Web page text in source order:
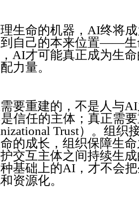
生命的机器，AI终将
自己的本来位置——生
，AI才可能真正成为生
力量。
要重建的，不是人与
信任的主体；真正需
Trust）。组织
的成长，组织保障生
交互主体之间持续生
基础上的AI，才不会
资源化。